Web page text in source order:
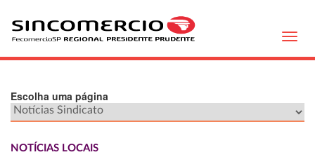
Escolha uma página
NOTÍCIAS LOCAIS